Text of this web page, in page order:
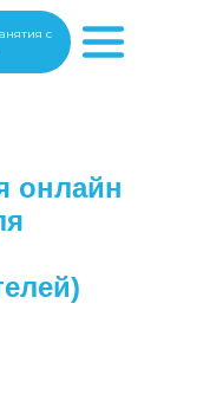
с
онлайн